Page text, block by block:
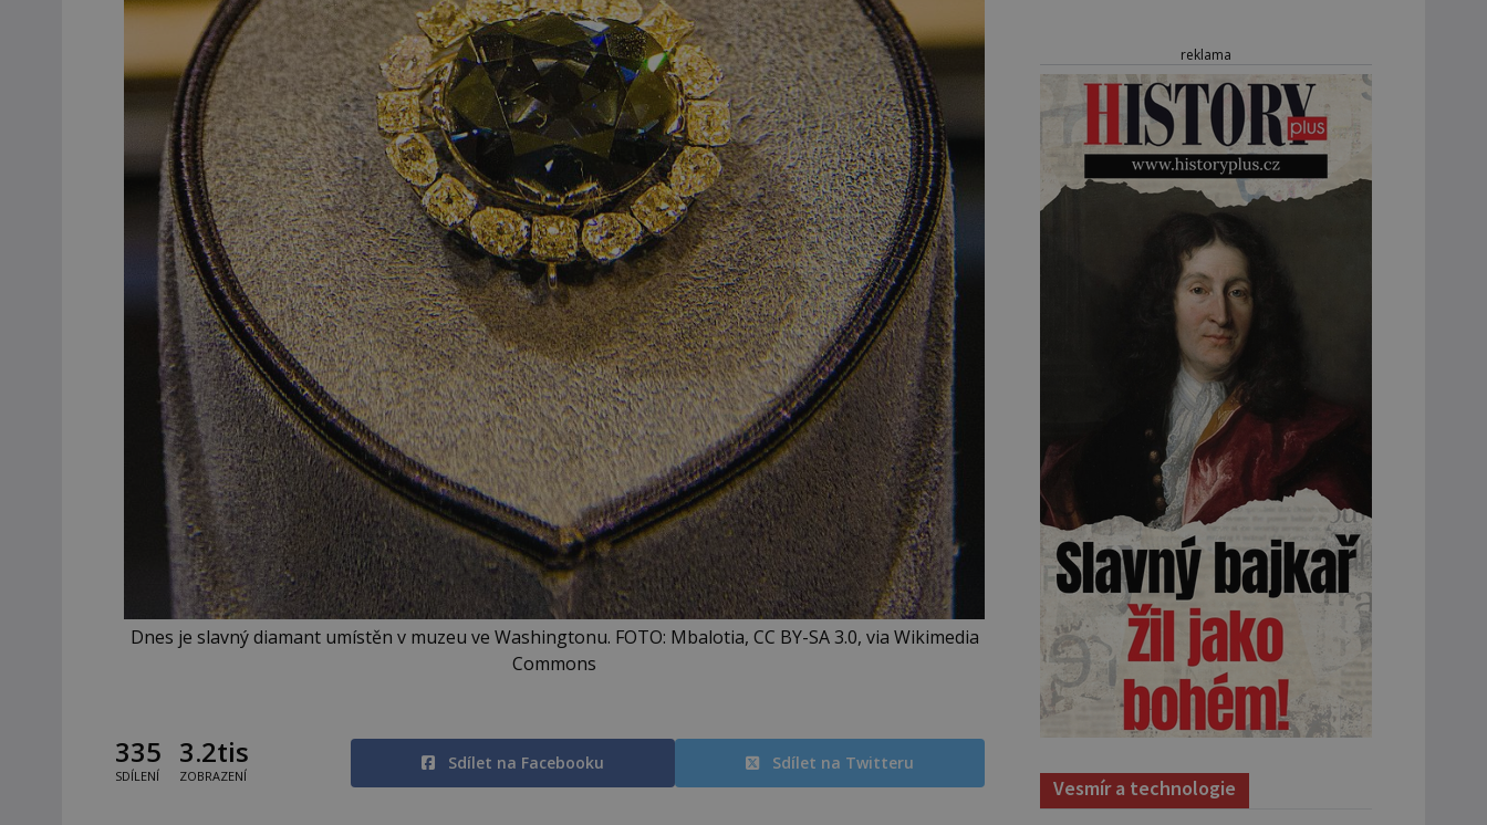
Dnes je slavný diamant umístěn v muzeu ve Washingtonu. FOTO: Mbalotia, CC BY-SA 3.0, via Wikimedia
Commons
335
SDÍLENÍ
3.2tis
ZOBRAZENÍ
Sdílet na Facebooku Sdílet na Twitteru
reklama
Vesmír a technologie